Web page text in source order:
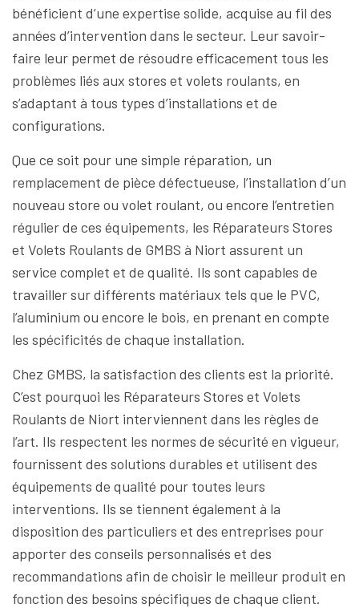
bénéficient d’une expertise solide, acquise au fil des
années d’intervention dans le secteur. Leur savoir-
faire leur permet de résoudre efficacement tous les
problèmes liés aux stores et volets roulants, en
s’adaptant à tous types d’installations et de
configurations.
Que ce soit pour une simple réparation, un
remplacement de pièce défectueuse, l’installation d’un
nouveau store ou volet roulant, ou encore l’entretien
régulier de ces équipements, les Réparateurs Stores
et Volets Roulants de GMBS à Niort assurent un
service complet et de qualité. Ils sont capables de
travailler sur différents matériaux tels que le PVC,
l’aluminium ou encore le bois, en prenant en compte
les spécificités de chaque installation.
Chez GMBS, la satisfaction des clients est la priorité.
C’est pourquoi les Réparateurs Stores et Volets
Roulants de Niort interviennent dans les règles de
l’art. Ils respectent les normes de sécurité en vigueur,
fournissent des solutions durables et utilisent des
équipements de qualité pour toutes leurs
interventions. Ils se tiennent également à la
disposition des particuliers et des entreprises pour
apporter des conseils personnalisés et des
recommandations afin de choisir le meilleur produit en
fonction des besoins spécifiques de chaque client.